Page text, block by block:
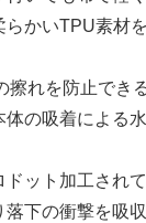
らかいTPU素材
れを防止できる
体の吸着による
ット加工されて
下の衝撃を吸収